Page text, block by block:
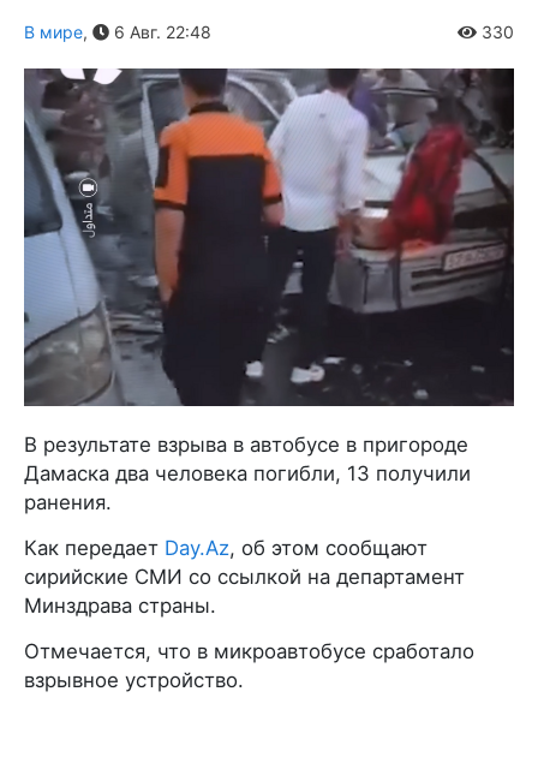
В мире, 6 Авг. 22:48 330
В результате взрыва в автобусе в пригороде
Дамаска два человека погибли, 13 получили
ранения.
Как передает Day.Az, об этом сообщают
сирийские СМИ со ссылкой на департамент
Минздрава страны.
Отмечается, что в микроавтобусе сработало
взрывное устройство.